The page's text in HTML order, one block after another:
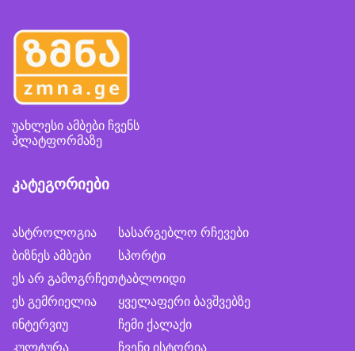
უახლესი ამბები ჩვენს
პლატფორმაზე
კატეგორიები
ასტროლოგია
ბიზნეს ამბები
ეს არ გამოგრჩეთ
ეს გემრიელია
ინტერვიუ
კულტურა
სასარგებლო რჩევები
სპორტი
ტაბლოიდი
ყველაფერი ბავშვებზე
ჩემი ქალაქი
ჩვენი ისტორია